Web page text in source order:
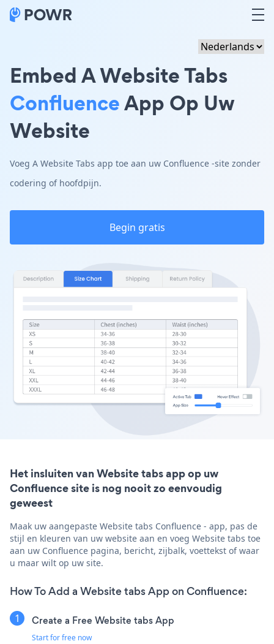
Embed A Website Tabs
ConfluenceApp Op Uw
Website
Voeg A Website Tabs app toe aan uw Confluence -site zonder
codering of hoofdpijn.
Begin gratis
Het insluiten van Website tabs app op uw
Confluence site is nog nooit zo eenvoudig
geweest
Maak uw aangepaste Website tabs Confluence - app, pas de
stijl en kleuren van uw website aan en voeg Website tabs toe
aan uw Confluence pagina, bericht, zijbalk, voettekst of waar
u maar wilt op uw site.
How To Add a Website tabs App on Confluence:
Create a Free Website tabs App
Start for free now